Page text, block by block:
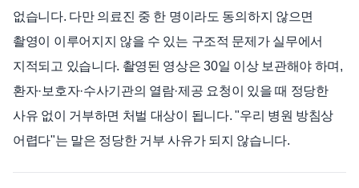
없습니다. 다만 의료진 중 한 명이라도 동의하지 않으면
촬영이 이루어지지 않을 수 있는 구조적 문제가 실무에서
지적되고 있습니다. 촬영된 영상은 30일 이상 보관해야 하며,
환자·보호자·수사기관의 열람·제공 요청이 있을 때 정당한
사유 없이 거부하면 처벌 대상이 됩니다. "우리 병원 방침상
어렵다"는 말은 정당한 거부 사유가 되지 않습니다.